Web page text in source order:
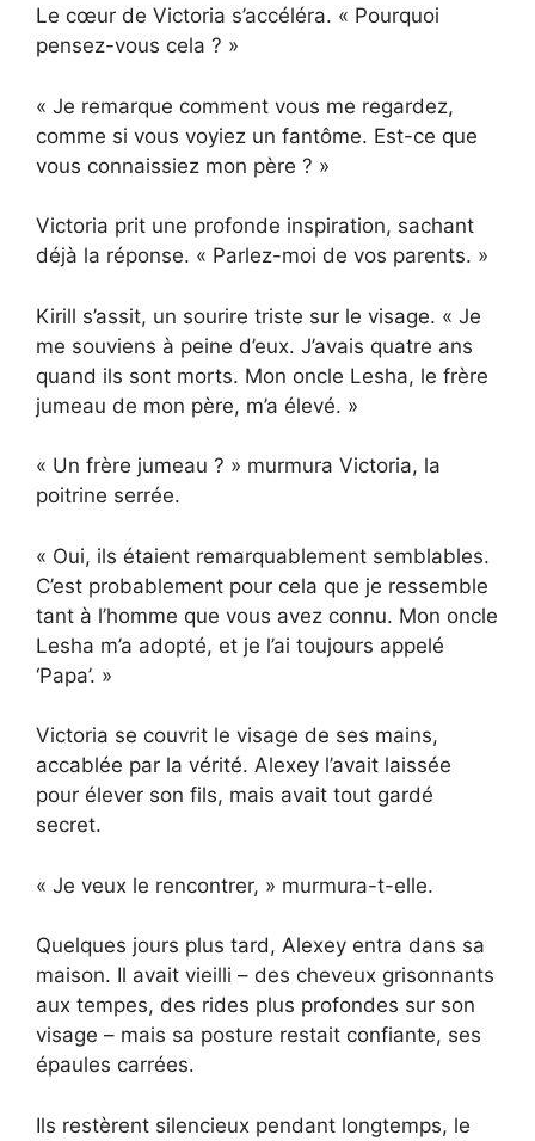
Le cœur de Victoria s’accéléra. « Pourquoi
pensez-vous cela ? »
« Je remarque comment vous me regardez,
comme si vous voyiez un fantôme. Est-ce que
vous connaissiez mon père ? »
Victoria prit une profonde inspiration, sachant
déjà la réponse. « Parlez-moi de vos parents. »
Kirill s’assit, un sourire triste sur le visage. « Je
me souviens à peine d’eux. J’avais quatre ans
quand ils sont morts. Mon oncle Lesha, le frère
jumeau de mon père, m’a élevé. »
« Un frère jumeau ? » murmura Victoria, la
poitrine serrée.
« Oui, ils étaient remarquablement semblables.
C’est probablement pour cela que je ressemble
tant à l’homme que vous avez connu. Mon oncle
Lesha m’a adopté, et je l’ai toujours appelé
‘Papa’. »
Victoria se couvrit le visage de ses mains,
accablée par la vérité. Alexey l’avait laissée
pour élever son fils, mais avait tout gardé
secret.
« Je veux le rencontrer, » murmura-t-elle.
Quelques jours plus tard, Alexey entra dans sa
maison. Il avait vieilli – des cheveux grisonnants
aux tempes, des rides plus profondes sur son
visage – mais sa posture restait confiante, ses
épaules carrées.
Ils restèrent silencieux pendant longtemps, le